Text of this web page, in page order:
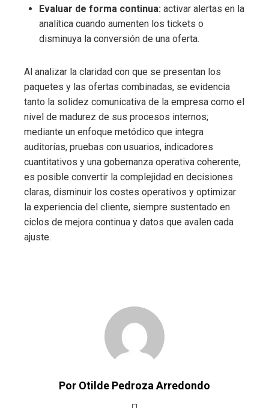
Evaluar de forma continua: activar alertas en la
analítica cuando aumenten los tickets o
disminuya la conversión de una oferta.
Al analizar la claridad con que se presentan los
paquetes y las ofertas combinadas, se evidencia
tanto la solidez comunicativa de la empresa como el
nivel de madurez de sus procesos internos;
mediante un enfoque metódico que integra
auditorías, pruebas con usuarios, indicadores
cuantitativos y una gobernanza operativa coherente,
es posible convertir la complejidad en decisiones
claras, disminuir los costes operativos y optimizar
la experiencia del cliente, siempre sustentado en
ciclos de mejora continua y datos que avalen cada
ajuste.
Por Otilde Pedroza Arredondo